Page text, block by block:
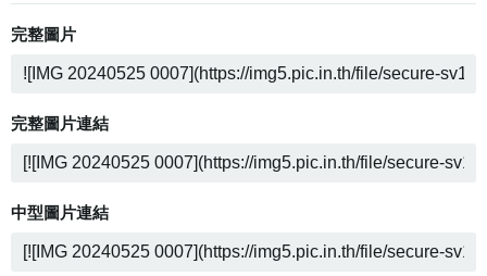
完整圖片
完整圖片連結
中型圖片連結